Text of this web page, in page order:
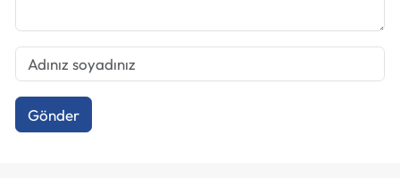
Gönder